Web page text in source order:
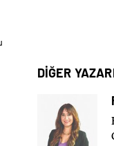
DİĞER